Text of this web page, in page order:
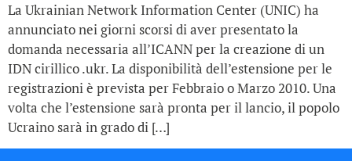
La Ukrainian Network Information Center (UNIC) ha
annunciato nei giorni scorsi di aver presentato la
domanda necessaria all’ICANN per la creazione di un
IDN cirillico .ukr. La disponibilità dell’estensione per le
registrazioni è prevista per Febbraio o Marzo 2010. Una
volta che l’estensione sarà pronta per il lancio, il popolo
Ucraino sarà in grado di […]